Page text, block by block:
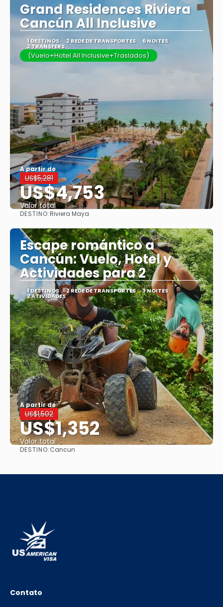
Grand Residences Riviera
Cancún All Inclusive
1 DESTINOS 2 REDE DE TRANSPORTES 6 NOITES
2 TRANSFERS
(Vuelo+Hotel All Inclusive+Traslados)
A partir de
US$5,281
US$4,753
Valor total
DESTINO:Riviera Maya
Escape romántico a
Cancún: Vuelo, Hotel y
Actividades para 2
1 DESTINOS 2 REDE DE TRANSPORTES 3 NOITES
2 ATIVIDADES
A partir de
US$1,502
US$1,352
Valor total
DESTINO:Cancun
Contato